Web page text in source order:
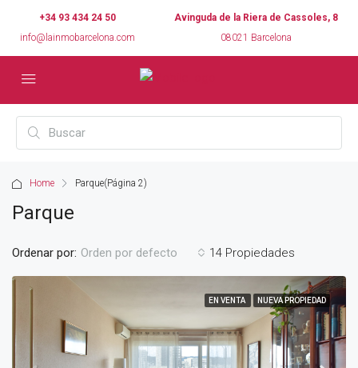
+34 93 434 24 50
info@lainmobarcelona.com
Avinguda de la Riera de Cassoles, 8
08021 Barcelona
Home Parque(Página 2)
Parque
14 Propiedades
Ordenar por: Orden por defecto
EN VENTA NUEVA PROPIEDAD